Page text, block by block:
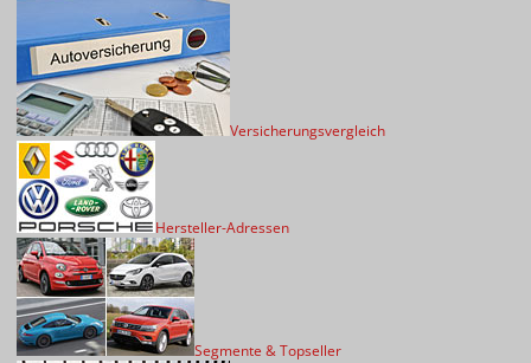
Versicherungsvergleich
Hersteller-Adressen
Segmente & Topseller